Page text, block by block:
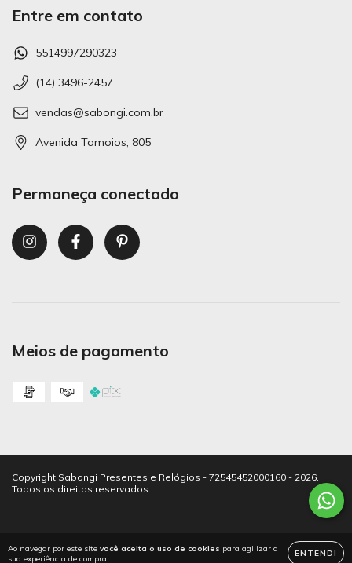
Ao navegar por este site você aceita o uso de cookies para agilizar a
sua experiência de compra.
ENTENDI
Entre em contato
5514997290323
(14) 3496-2457
vendas@sabongi.com.br
Avenida Tamoios, 805
Permaneça conectado
Meios de pagamento
Copyright Sabongi Presentes e Relógios - 72545452000160 - 2026.
Todos os direitos reservados.